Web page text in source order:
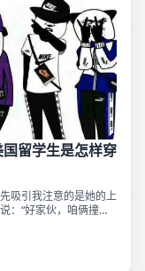
留学生是怎样穿
吸引我注意的是她的上
：“好家伙，咱俩撞衣
个还没赶上2020年潮